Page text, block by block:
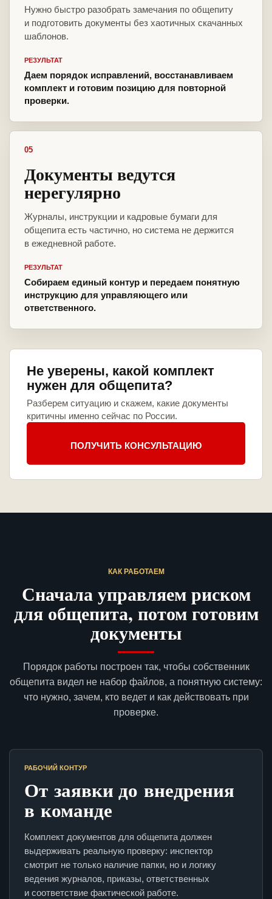
Нужно быстро разобрать замечания по общепиту
и подготовить документы без хаотичных скачанных
шаблонов.
РЕЗУЛЬТАТ
Даем порядок исправлений, восстанавливаем
комплект и готовим позицию для повторной
проверки.
05
Документы ведутся
нерегулярно
Журналы, инструкции и кадровые бумаги для
общепита есть частично, но система не держится
в ежедневной работе.
РЕЗУЛЬТАТ
Собираем единый контур и передаем понятную
инструкцию для управляющего или
ответственного.
Не уверены, какой комплект
нужен для общепита?
Разберем ситуацию и скажем, какие документы
критичны именно сейчас по России.
ПОЛУЧИТЬ КОНСУЛЬТАЦИЮ
КАК РАБОТАЕМ
Сначала управляем риском
для общепита, потом готовим
документы
Порядок работы построен так, чтобы собственник
общепита видел не набор файлов, а понятную систему:
что нужно, зачем, кто ведет и как действовать при
проверке.
РАБОЧИЙ КОНТУР
От заявки до внедрения
в команде
Комплект документов для общепита должен
выдерживать реальную проверку: инспектор
смотрит не только наличие папки, но и логику
ведения журналов, приказы, ответственных
и соответствие фактической работе.